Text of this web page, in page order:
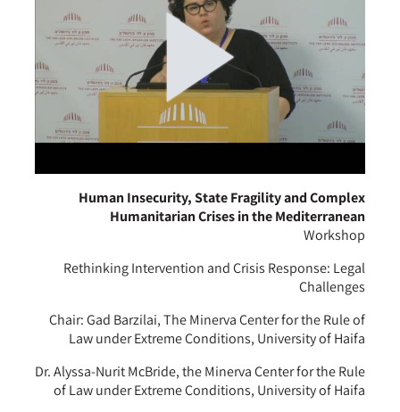
Human Insecurity, State Fragility and Complex
Humanitarian Crises in the Mediterranean
Workshop
Rethinking Intervention and Crisis Response: Legal
Challenges
Chair: Gad Barzilai, The Minerva Center for the Rule of
Law under Extreme Conditions, University of Haifa
Dr. Alyssa-Nurit McBride, the Minerva Center for the Rule
of Law under Extreme Conditions, University of Haifa